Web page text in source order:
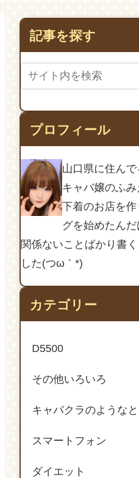
記事を探す
プロフィール
山口県に住ん
キャバ嬢のふみ
下着のお店を
グを始めたん
関係ないことばかり書
した(つω｀*)
カテゴリー
D5500
その他いろいろ
キャバクラのようなと
スマートフォン
ダイエット